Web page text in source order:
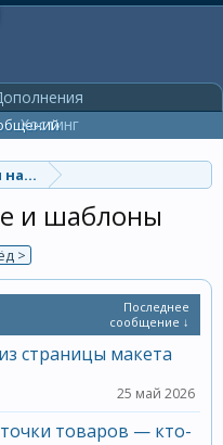
вопросы
и шаблоны
>
Последнее
сообщение ↓
страницы макета
25 май 2026
товаров — кто-
Хостинг